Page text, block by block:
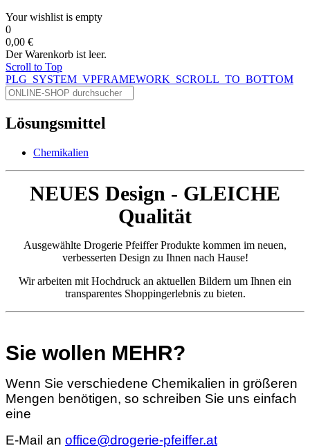
Your wishlist is empty
0
0,00 €
Der Warenkorb ist leer.
Scroll to Top
PLG_SYSTEM_VPFRAMEWORK_SCROLL_TO_BOTTOM
Lösungsmittel
Chemikalien
NEUES Design - GLEICHE
Qualität
Ausgewählte Drogerie Pfeiffer Produkte kommen im neuen,
verbesserten Design zu Ihnen nach Hause!
Wir arbeiten mit Hochdruck an aktuellen Bildern um Ihnen ein
transparentes Shoppingerlebnis zu bieten.
Sie wollen MEHR?
Wenn Sie verschiedene Chemikalien in größeren
Mengen benötigen, so schreiben Sie uns einfach
eine
E-Mail an office@drogerie-pfeiffer.at